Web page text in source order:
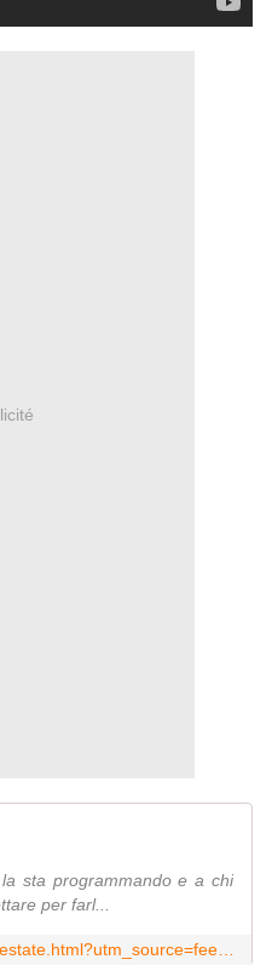
sta programmando e a chi
per farl...